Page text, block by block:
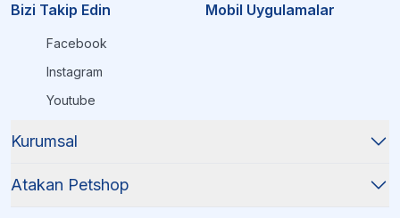
Bizi Takip Edin
Facebook
Instagram
Youtube
Mobil Uygulamalar
Kurumsal
Atakan Petshop